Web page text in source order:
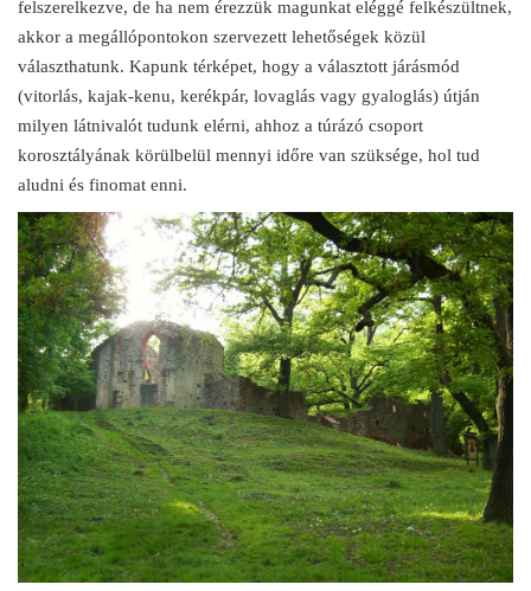
felszerelkezve, de ha nem érezzük magunkat eléggé felkészültnek,
akkor a megállópontokon szervezett lehetőségek közül
választhatunk. Kapunk térképet, hogy a választott járásmód
(vitorlás, kajak-kenu, kerékpár, lovaglás vagy gyaloglás) útján
milyen látnivalót tudunk elérni, ahhoz a túrázó csoport
korosztályának körülbelül mennyi időre van szüksége, hol tud
aludni és finomat enni.